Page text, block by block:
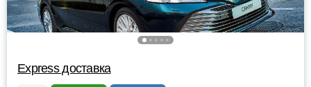
Express доставка